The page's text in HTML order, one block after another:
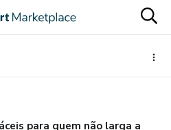
para quem não larga a